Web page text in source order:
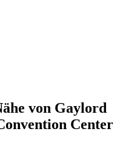
von Gaylord
Center